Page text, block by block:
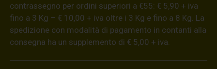
contrassegno per ordini superiori a €55: € 5,90 + iva
fino a 3 Kg – € 10,00 + iva oltre i 3 Kg e fino a 8 Kg. La
spedizione con modalità di pagamento in contanti alla
consegna ha un supplemento di € 5,00 + iva.